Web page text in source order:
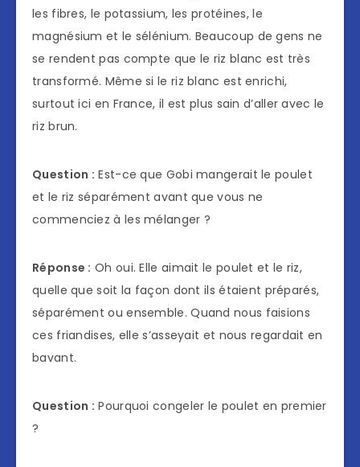
les fibres, le potassium, les protéines, le
magnésium et le sélénium. Beaucoup de gens ne
se rendent pas compte que le riz blanc est très
transformé. Même si le riz blanc est enrichi,
surtout ici en France, il est plus sain d’aller avec le
riz brun.
Question : Est-ce que Gobi mangerait le poulet
et le riz séparément avant que vous ne
commenciez à les mélanger ?
Réponse : Oh oui. Elle aimait le poulet et le riz,
quelle que soit la façon dont ils étaient préparés,
séparément ou ensemble. Quand nous faisions
ces friandises, elle s’asseyait et nous regardait en
bavant.
Question : Pourquoi congeler le poulet en premier
?